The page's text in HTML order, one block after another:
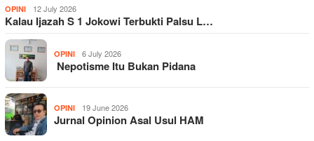
OPINI 12 July 2026
Kalau Ijazah S 1 Jokowi Terbukti Palsu L…
OPINI 6 July 2026
Nepotisme Itu Bukan Pidana
OPINI 19 June 2026
Jurnal Opinion Asal Usul HAM